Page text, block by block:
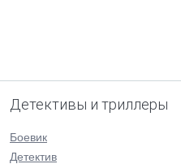
Детективы и триллеры
Боевик
Детектив